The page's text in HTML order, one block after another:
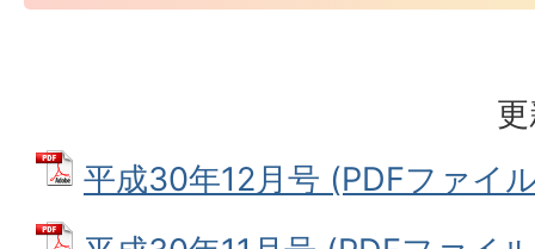
平成30年12月号 (PDFファイ